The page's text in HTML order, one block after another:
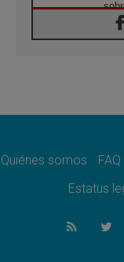
En
del
se
Quiénes somos FAQ
Estatus